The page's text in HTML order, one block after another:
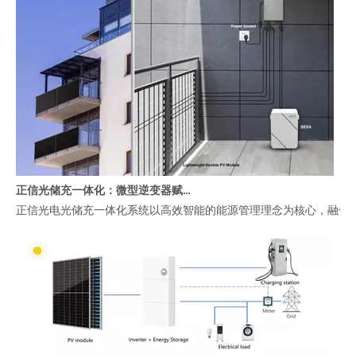
正信光电光储充一体化系统以高效智能的能源管理理念为核心，融